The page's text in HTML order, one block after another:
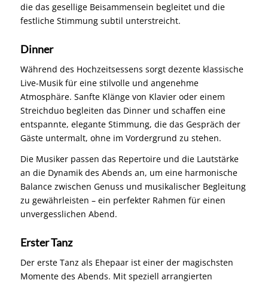
die das gesellige Beisammensein begleitet und die
festliche Stimmung subtil unterstreicht.
Dinner
Während des Hochzeitsessens sorgt dezente klassische
Live-Musik für eine stilvolle und angenehme
Atmosphäre. Sanfte Klänge von Klavier oder einem
Streichduo begleiten das Dinner und schaffen eine
entspannte, elegante Stimmung, die das Gespräch der
Gäste untermalt, ohne im Vordergrund zu stehen.
Die Musiker passen das Repertoire und die Lautstärke
an die Dynamik des Abends an, um eine harmonische
Balance zwischen Genuss und musikalischer Begleitung
zu gewährleisten – ein perfekter Rahmen für einen
unvergesslichen Abend.
Erster Tanz
Der erste Tanz als Ehepaar ist einer der magischsten
Momente des Abends. Mit speziell arrangierten